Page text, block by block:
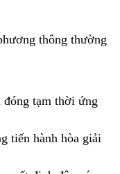
thông thường
tạm thời ứng
tiến hành hòa giải